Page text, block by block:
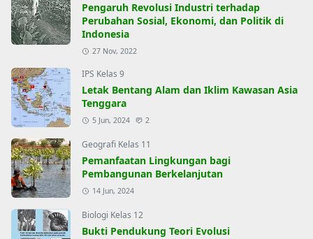
Pengaruh Revolusi Industri terhadap
Perubahan Sosial, Ekonomi, dan Politik di
Indonesia
27 Nov, 2022
IPS Kelas 9
Letak Bentang Alam dan Iklim Kawasan Asia
Tenggara
5 Jun, 2024 2
Geografi Kelas 11
Pemanfaatan Lingkungan bagi
Pembangunan Berkelanjutan
14 Jun, 2024
Biologi Kelas 12
Bukti Pendukung Teori Evolusi